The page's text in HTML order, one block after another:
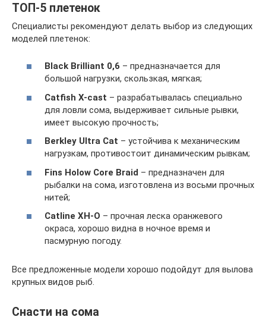
ТОП-5 плетенок
Специалисты рекомендуют делать выбор из следующих
моделей плетенок:
Black Brilliant 0,6 – предназначается для
большой нагрузки, скользкая, мягкая;
Catfish X-cast – разрабатывалась специально
для ловли сома, выдерживает сильные рывки,
имеет высокую прочность;
Berkley Ultra Cat – устойчива к механическим
нагрузкам, противостоит динамическим рывкам;
Fins Holow Core Braid – предназначен для
рыбалки на сома, изготовлена из восьми прочных
нитей;
Catline XH-O – прочная леска оранжевого
окраса, хорошо видна в ночное время и
пасмурную погоду.
Все предложенные модели хорошо подойдут для вылова
крупных видов рыб.
Снасти на сома